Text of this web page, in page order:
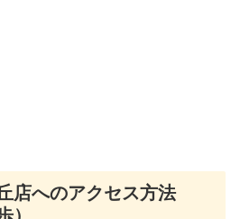
店へのアクセス方法
）